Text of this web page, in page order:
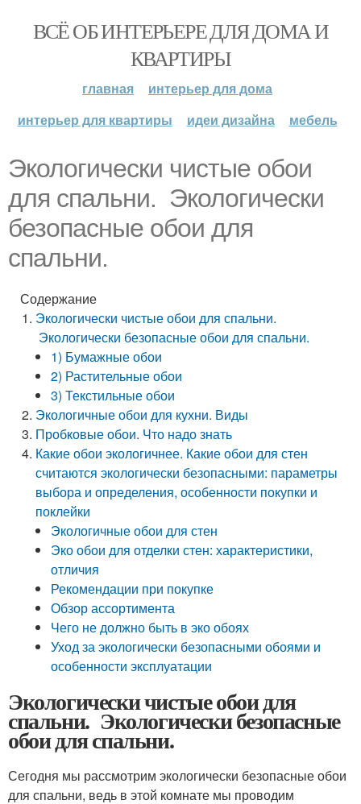
ВСЁ ОБ ИНТЕРЬЕРЕ ДЛЯ ДОМА И
КВАРТИРЫ
главная
интерьер для дома
интерьер для квартиры
идеи дизайна мебель
Экологически чистые обои
для спальни. Экологически
безопасные обои для
спальни.
Содержание
Экологически чистые обои для спальни.
Экологически безопасные обои для спальни.
1) Бумажные обои
2) Растительные обои
3) Текстильные обои
Экологичные обои для кухни. Виды
Пробковые обои. Что надо знать
Какие обои экологичнее. Какие обои для стен
считаются экологически безопасными: параметры
выбора и определения, особенности покупки и
поклейки
Экологичные обои для стен
Эко обои для отделки стен: характеристики,
отличия
Рекомендации при покупке
Обзор ассортимента
Чего не должно быть в эко обоях
Уход за экологически безопасными обоями и
особенности эксплуатации
Экологически чистые обои для
спальни. Экологически безопасные
обои для спальни.
Сегодня мы рассмотрим экологически безопасные обои
для спальни, ведь в этой комнате мы проводим